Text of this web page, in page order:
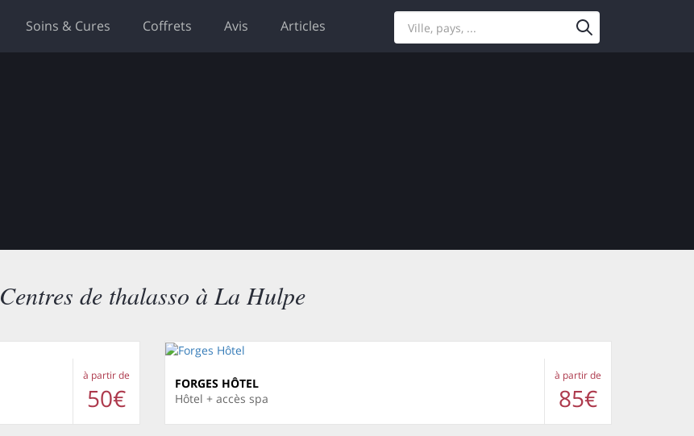
Soins & Cures Coffrets Avis Articles
Centres de thalasso à La Hulpe
à partir de
50€
FORGES HÔTEL
Hôtel + accès spa
à partir de
85€